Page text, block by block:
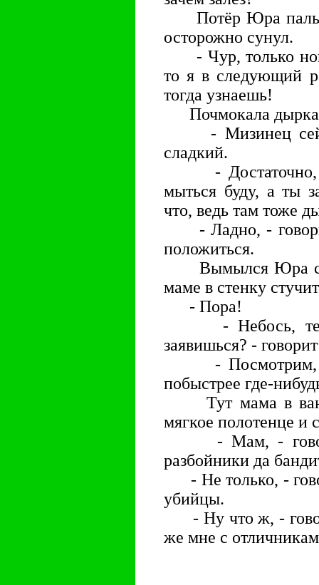
Потёр Юра
осторожно сунул.
- Чур, только
то я в следующий
тогда узнаешь!
Почмокала дырка
- Мизинец
сладкий.
- Достаточно, -
мыться буду, а ты
что, ведь там тоже
- Ладно, -
положиться.
Вымылся Юра
маме в стенку
- Пора!
- Небось,
заявишься? -
- Посмотрим, -
побыстрее где-
Тут мама в
мягкое полотенце и
- Мам, -
разбойники да
- Не только, -
убийцы.
- Ну что ж, -
же мне с